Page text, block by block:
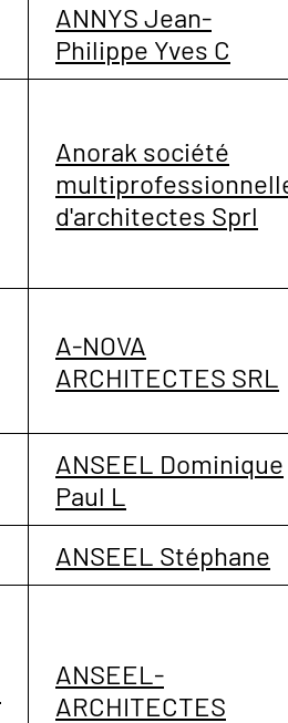
ANNYS Jean-
Philippe Yves C
Anorak société
d'architectes Sprl
A-NOVA
ARCHITECTES SRL
ANSEEL Dominique
Paul L
ANSEEL Stéphane
ANSEEL-
ARCHITECTES